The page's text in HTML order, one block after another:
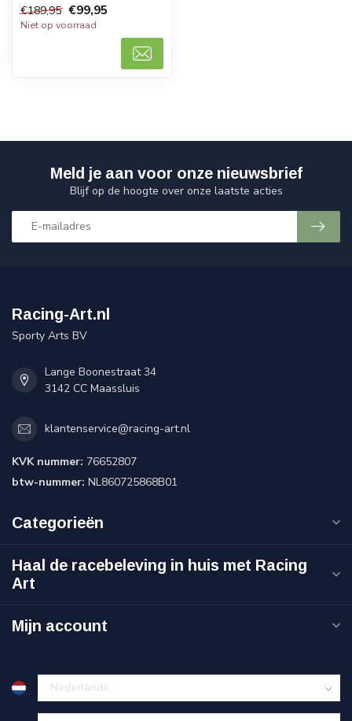
gedetailleerd...
€189,95 €99,95
Niet op voorraad
Meld je aan voor onze nieuwsbrief
Blijf op de hoogte over onze laatste acties
Racing-Art.nl
Sporty Arts BV
Lange Boonestraat 34
3142 CC Maassluis
klantenservice@racing-art.nl
KVK nummer: 76652807
btw-nummer: NL860725868B01
Categorieën
Haal de racebeleving in huis met Racing
Art
Mijn account